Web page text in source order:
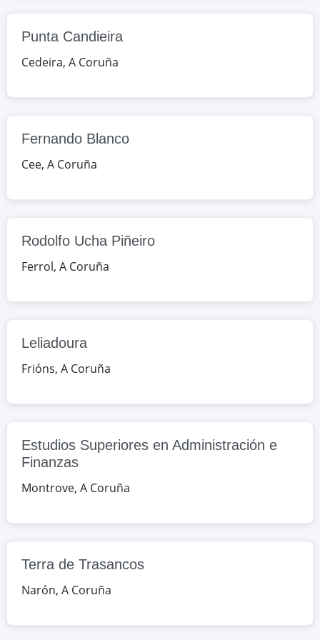
AV/Fernando Blanco 99, Cee, A
AV/Castelao, 64 (Caranza), Ferrol, A
Coruña, España
99/Frións, Frións, A Coruña, España
Google Maps
Estudios Superiores en Administración
RU/Salvador de Madariaga 50,
Montrove, A Coruña, España
Google Maps
OpenStreetMap
CÑ/REAL s/n, Narón, A Coruña,
España
RU/Egas Moniz 6, Noia, A Coruña,
Punta Candieira
Cedeira, A Coruña
Fernando Blanco
Cee, A Coruña
Rodolfo Ucha Piñeiro
Ferrol, A Coruña
Leliadoura
Frións, A Coruña
Estudios Superiores en Administración e
Finanzas
Montrove, A Coruña
Terra de Trasancos
Narón, A Coruña